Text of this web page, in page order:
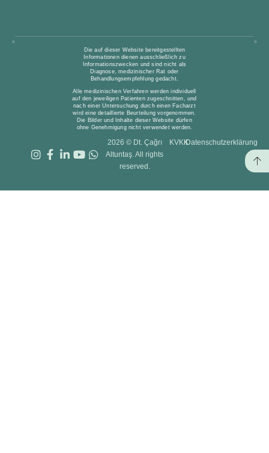
Die auf dieser Website bereitgestellten
Informationen dienen ausschließlich zu
Informationszwecken und sind nicht als
Diagnose, medizinischer Rat oder
Behandlungsempfehlung gedacht.
Alle medizinischen Verfahren werden individuell
auf den jeweiligen Patienten zugeschnitten, und
nach einer Untersuchung durch einen Facharzt
wird eine detaillierte Beurteilung vorgenommen.
Die Bilder und Inhalte dieser Website dürfen
ohne Genehmigung nicht verwendet werden.
2026 © Dt. Çağrı
Altuntaş. All rights
reserved.
KVKKDatenschutzerklärung